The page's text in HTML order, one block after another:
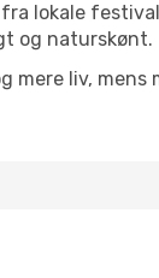
lokale
og naturskønt.
liv,